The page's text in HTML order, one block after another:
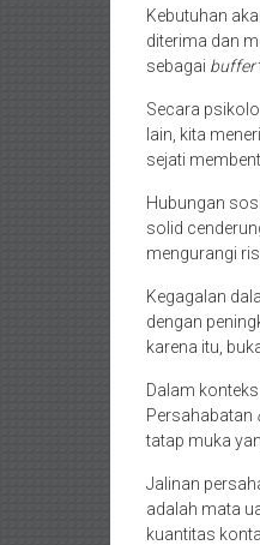
Kebutuhan
diterima dan
sebagai buffer
Secara
lain, kita
sejati
Hubungan
solid
mengurangi
Kegagalan
dengan
karena itu,
Dalam
Persahabatan
tatap muka
Jalinan
adalah mata
kuantitas